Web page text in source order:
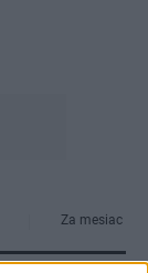
Za mesiac